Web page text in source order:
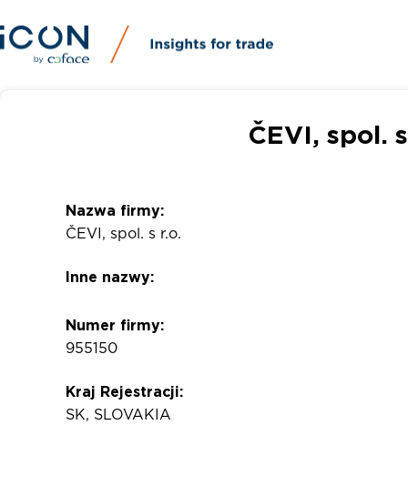
ČEVI, spol.
Nazwa firmy:
ČEVI, spol. s r.o.
Inne nazwy:
Numer firmy:
955150
Kraj Rejestracji:
SK, SLOVAKIA